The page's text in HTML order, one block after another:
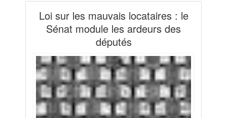
Loi sur les mauvais locataires : le
Sénat module les ardeurs des
députés